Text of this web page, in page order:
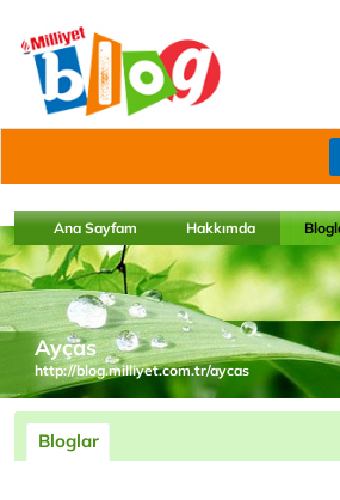
Ana Sayfam Hakkımda
Ayças
http://blog.milliyet.com.tr/aycas
Bloglar